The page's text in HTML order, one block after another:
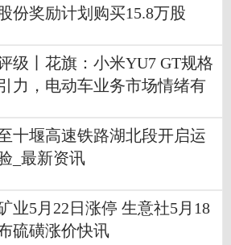
份奖励计划购买15.8万股
级丨花旗：小米YU7 GT规格
力，电动车业务市场情绪有
十堰高速铁路湖北段开启运
_最新资讯
业5月22日涨停 生意社5月18
硫磺涨价快讯